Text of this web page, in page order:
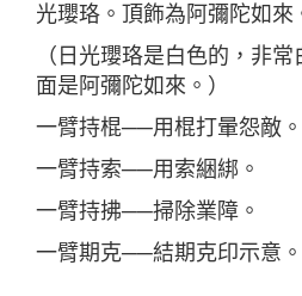
光瓔珞。頂飾為阿彌陀如來
（日光瓔珞是白色的，非
面是阿彌陀如來。）
一臂持棍──用棍打暈怨敵。
一臂持索──用索綑綁。
一臂持拂──掃除業障。
一臂期克──結期克印示意。